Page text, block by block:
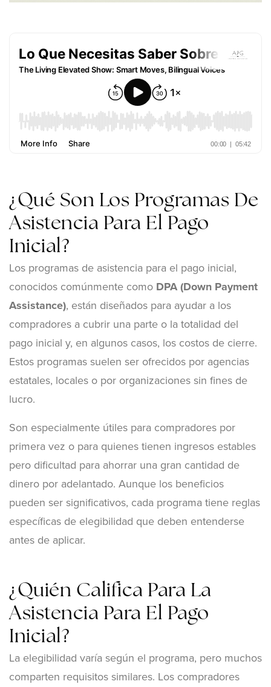
¿Qué Son Los Programas De
Asistencia Para El Pago
Inicial?
Los programas de asistencia para el pago inicial,
conocidos comúnmente como DPA (Down Payment
Assistance), están diseñados para ayudar a los
compradores a cubrir una parte o la totalidad del
pago inicial y, en algunos casos, los costos de cierre.
Estos programas suelen ser ofrecidos por agencias
estatales, locales o por organizaciones sin fines de
lucro.
Son especialmente útiles para compradores por
primera vez o para quienes tienen ingresos estables
pero dificultad para ahorrar una gran cantidad de
dinero por adelantado. Aunque los beneficios
pueden ser significativos, cada programa tiene reglas
específicas de elegibilidad que deben entenderse
antes de aplicar.
¿Quién Califica Para La
Asistencia Para El Pago
Inicial?
La elegibilidad varía según el programa, pero muchos
comparten requisitos similares. Los compradores